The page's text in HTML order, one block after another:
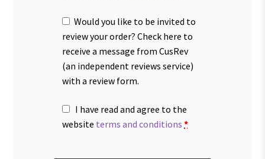
Would you like to be invited to
review your order? Check here to
receive a message from CusRev
(an independent reviews service)
with a review form.
I have read and agree to the
website terms and conditions *